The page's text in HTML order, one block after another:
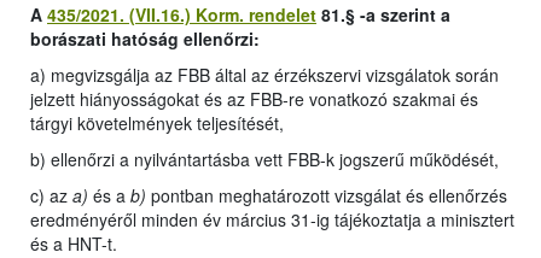
A 435/2021. (VII.16.) Korm. rendelet 81.§ -a szerint a
borászati hatóság ellenőrzi:
a) megvizsgálja az FBB által az érzékszervi vizsgálatok során
jelzett hiányosságokat és az FBB-re vonatkozó szakmai és
tárgyi követelmények teljesítését,
b) ellenőrzi a nyilvántartásba vett FBB-k jogszerű működését,
c) az a) és a b) pontban meghatározott vizsgálat és ellenőrzés
eredményéről minden év március 31-ig tájékoztatja a minisztert
és a HNT-t.